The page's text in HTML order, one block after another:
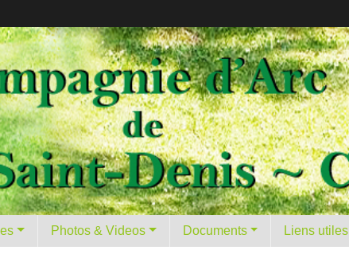
Photos & Videos Documents Liens utiles